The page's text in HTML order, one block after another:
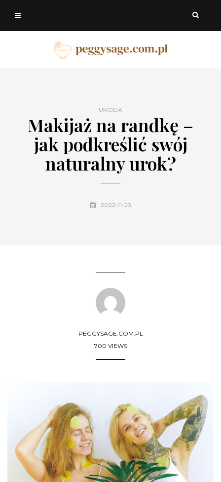
URODA
Makijaż na randkę –
jak podkreślić swój
naturalny urok?
2022-11-23
PEGGYSAGE.COM.PL
700 VIEWS